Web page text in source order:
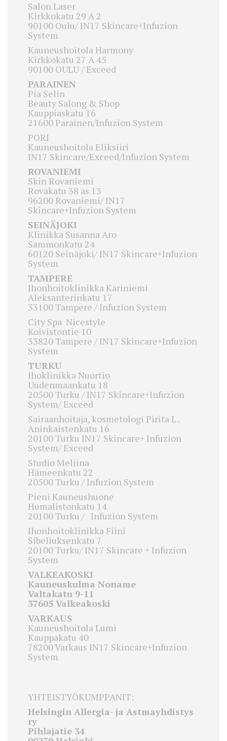
Salon Laser
Kirkkokatu 29 A 2
90100 Oulu/ IN17 Skincare+Infuzion
System
Kauneushoitola Harmony
Kirkkokatu 27 A 45
90100 OULU / Exceed
PARAINEN
Pia Selin
Beauty Salong & Shop
Kauppiaskatu 16
21600 Parainen/Infuzion System
PORI
Kauneushoitola Eliksiiri
IN17 Skincare/Exceed/Infuzion System
ROVANIEMI
Skin Rovaniemi
Rovakatu 38 as 13
96200 Rovaniemi/ IN17
Skincare+Infuzion System
SEINÄJOKI
Klinikka Susanna Aro
Sammonkatu 24
60120 Seinäjoki/ IN17 Skincare+Infuzion
System
TAMPERE
Ihonhoitoklinikka Kariniemi
Aleksanterinkatu 17
33100 Tampere / Infuzion System
City Spa Nicestyle
Koivistontie 10
33820 Tampere / IN17 Skincare+Infuzion
System
TURKU
Ihoklinikka Nuortio
Uudenmaankatu 18
20500 Turku / IN17 Skincare+Infuzion
System/ Exceed
Sairaanhoitaja, kosmetologi Pirita L .
Aninkaistenkatu 16
20100 Turku IN17 Skincare+ Infuzion
System/ Exceed
Studio Meliina
Hämeenkatu 22
20500 Turku / Infuzion System
Pieni Kauneushuone
Humalistonkatu 14
20100 Turku / Infuzion System
Ihonhoitoklinikka Fiini
Sibeliuksenkatu 7
20100 Turku/ IN17 Skincare + Infuzion
System
VALKEAKOSKI
Kauneuskulma Noname
Valtakatu 9-11
37605 Valkeakoski
VARKAUS
Kauneushoitola Lumi
Kauppakatu 40
78200 Varkaus IN17 Skincare+Infuzion
System
YHTEISTYÖKUMPPANIT:
Helsingin Allergia- ja Astmayhdistys
ry
Pihlajatie 34